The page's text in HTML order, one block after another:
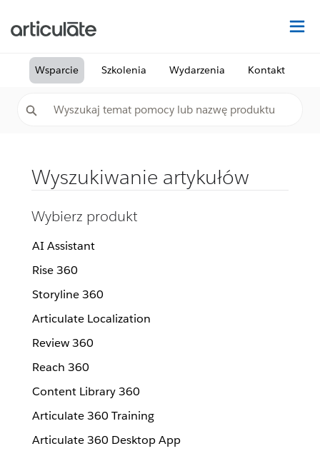
Wsparcie Szkolenia Wydarzenia Kontakt
Wyszukiwanie artykułów
Wybierz produkt
AI Assistant
Rise 360
Storyline 360
Articulate Localization
Review 360
Reach 360
Content Library 360
Articulate 360 Training
Articulate 360 Desktop App